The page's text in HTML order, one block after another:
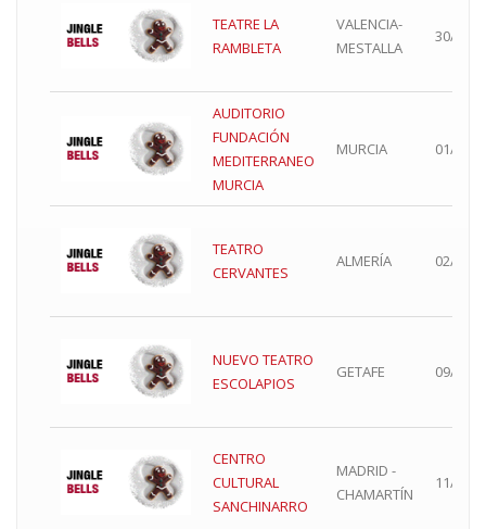
TEATRE LA
RAMBLETA
VALENCIA-
MESTALLA
30/11/
AUDITORIO
FUNDACIÓN
MEDITERRANEO
MURCIA
MURCIA 01/12/
TEATRO
CERVANTES
ALMERÍA 02/12/
NUEVO TEATRO
ESCOLAPIOS
GETAFE 09/12/
CENTRO
CULTURAL
SANCHINARRO
MADRID -
CHAMARTÍN
11/12/